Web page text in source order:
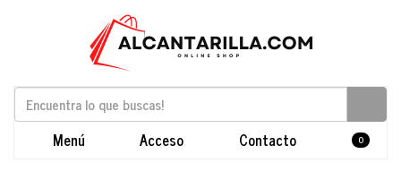
Menú Acceso Contacto 0